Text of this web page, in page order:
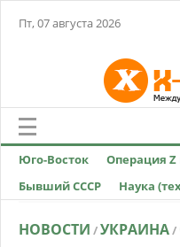
Пт, 07 августа 2026
Юго-Восток Операция Z
Бывший СССР
Наука
НОВОСТИ /УКРАИНА/